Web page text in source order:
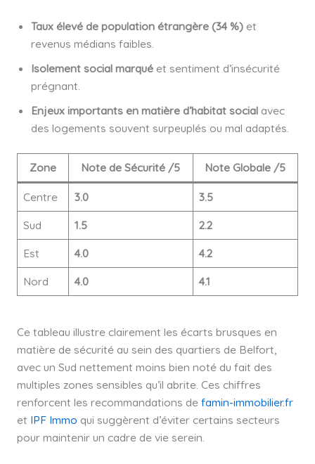
Taux élevé de population étrangère (34 %)et
revenus médians faibles.
Isolement social marquéet sentiment d’insécurité
prégnant.
Enjeux importants en matière d’habitat socialavec
des logements souvent surpeuplés ou mal adaptés.
Zone Note de Sécurité /5 Note Globale /5
Centre 3.0
3.5
Sud
1.5
2.2
Est
4.0
4.2
Nord
4.0 4.1
Ce tableau illustre clairement les écarts brusques en
matière de sécurité au sein des quartiers de Belfort,
avec un Sud nettement moins bien noté du fait des
multiples zones sensibles qu’il abrite. Ces chiffres
renforcent les recommandations de famin-immobilier.fr
et IPF Immo qui suggèrent d’éviter certains secteurs
pour maintenir un cadre de vie serein.